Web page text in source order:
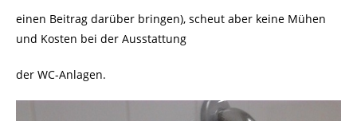
einen Beitrag darüber bringen), scheut aber keine Mühen
und Kosten bei der Ausstattung
der WC-Anlagen.